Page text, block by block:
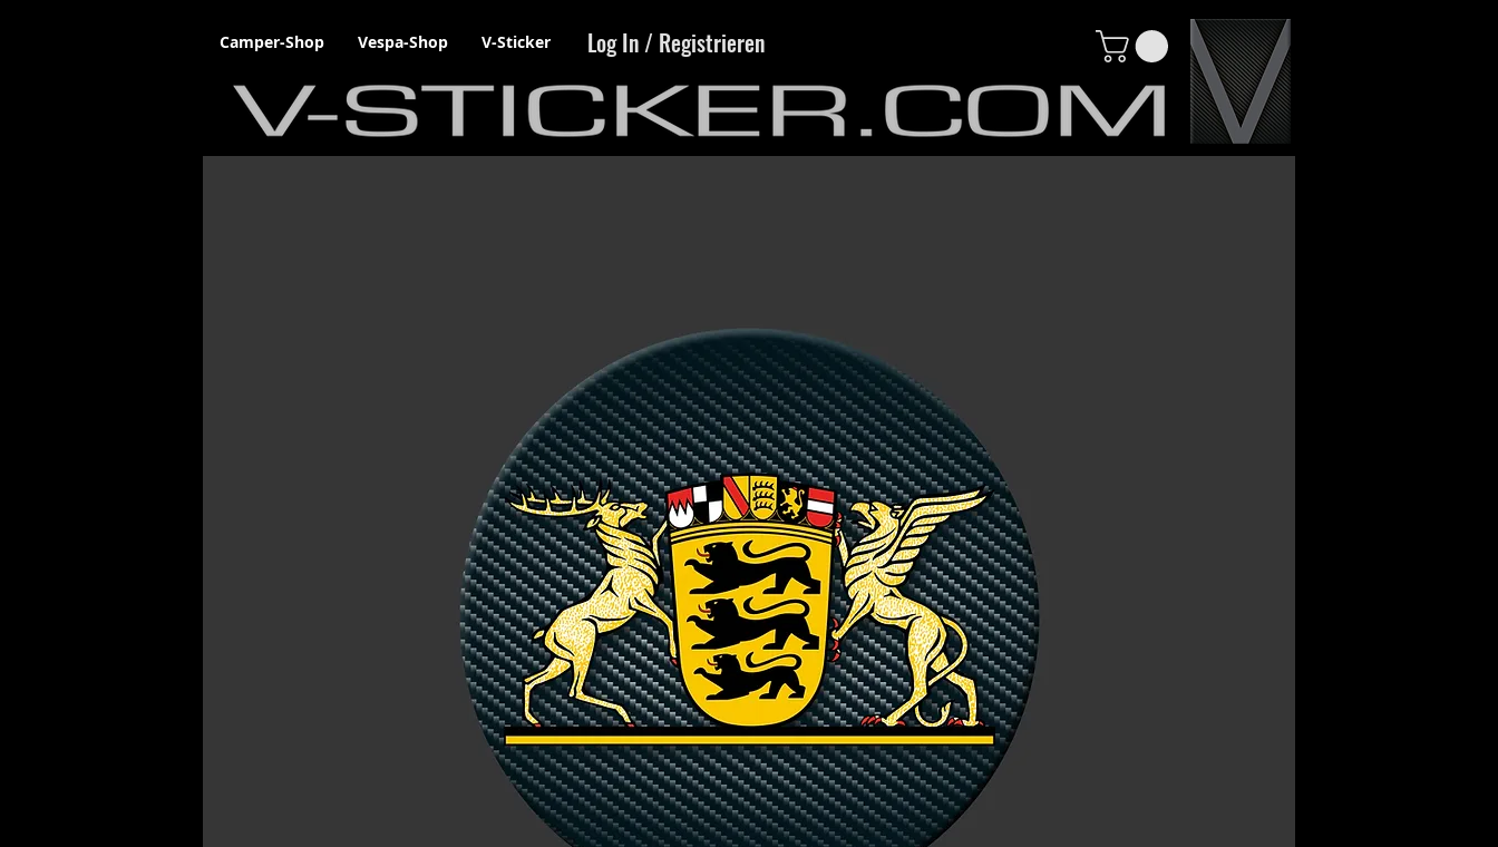
Camper-Shop Vespa-Shop V-Sticker Log In / Registrieren